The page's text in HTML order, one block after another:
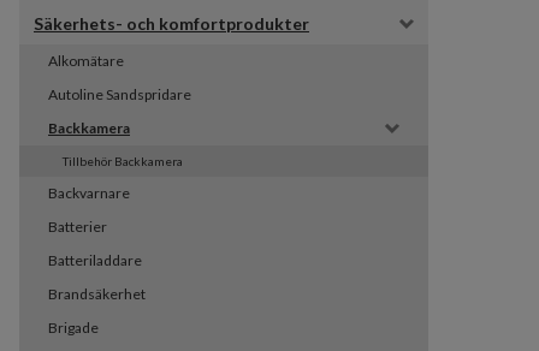
Säkerhets- och komfortprodukter
Alkomätare
Autoline Sandspridare
Backkamera
Tillbehör Backkamera
Backvarnare
Batterier
Batteriladdare
Brandsäkerhet
Brigade